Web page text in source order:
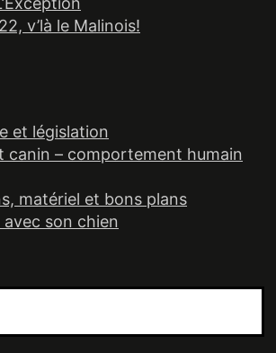
v’là le Malinois!
et législation
canin – comportement humain
matériel et bons plans
avec son chien